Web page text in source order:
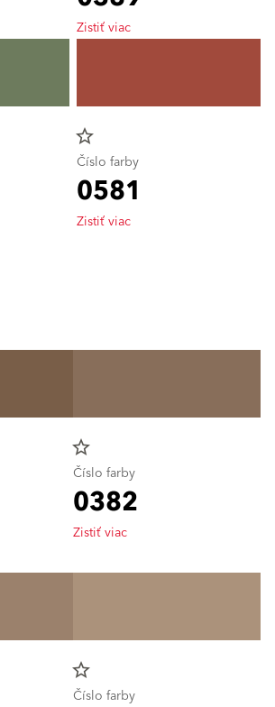
Zistiť viac
star_border
Číslo farby
0581
Zistiť viac
star_border
Číslo farby
0382
Zistiť viac
star_border
Číslo farby